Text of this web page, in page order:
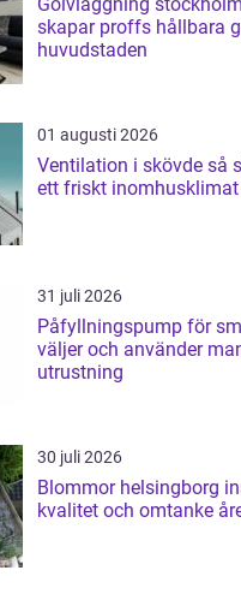
Golvläggning stockholm så
skapar proffs hållbara
huvudstaden
01 augusti 2026
Ventilation i skövde så skapar du
ett friskt
31 juli 2026
Påfyllningspump för
väljer och använder
utrustning
30 juli 2026
Blommor helsingborg inspiration,
kvalitet och omtanke